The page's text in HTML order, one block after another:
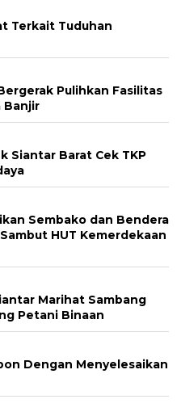
Terkait Tuduhan
Pulihkan Fasilitas
Banjir
Siantar Barat Cek TKP
Sembako dan Bendera
HUT Kemerdekaan
Marihat Sambang
Petani Binaan
Dengan Menyelesaikan